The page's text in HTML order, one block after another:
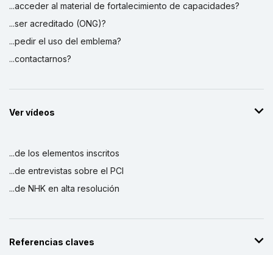
...acceder al material de fortalecimiento de capacidades?
...ser acreditado (ONG)?
...pedir el uso del emblema?
...contactarnos?
Ver vídeos
...de los elementos inscritos
...de entrevistas sobre el PCI
...de NHK en alta resolución
Referencias claves